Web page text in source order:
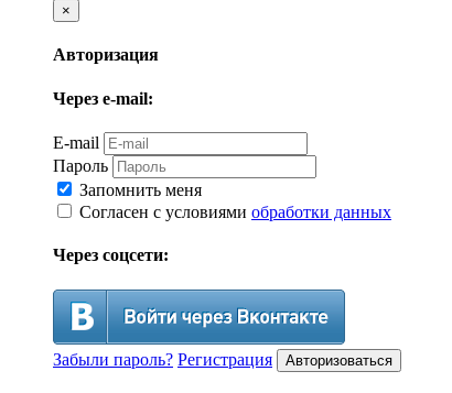
×
Авторизация
Через e-mail:
E-mail
Пароль
Запомнить меня
Согласен с условиями обработки данных
Через соцсети:
Забыли пароль? Регистрация Авторизоваться